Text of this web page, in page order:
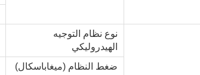
نوع نظام التوجيه
الهيدروليكي
ضغط النظام (ميغاباسكال)